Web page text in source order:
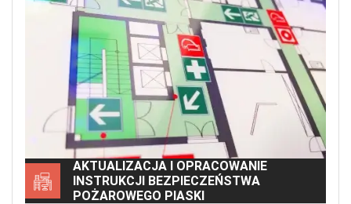
AKTUALIZACJA I OPRACOWANIE
INSTRUKCJI BEZPIECZEŃSTWA
POŻAROWEGO PIASKI